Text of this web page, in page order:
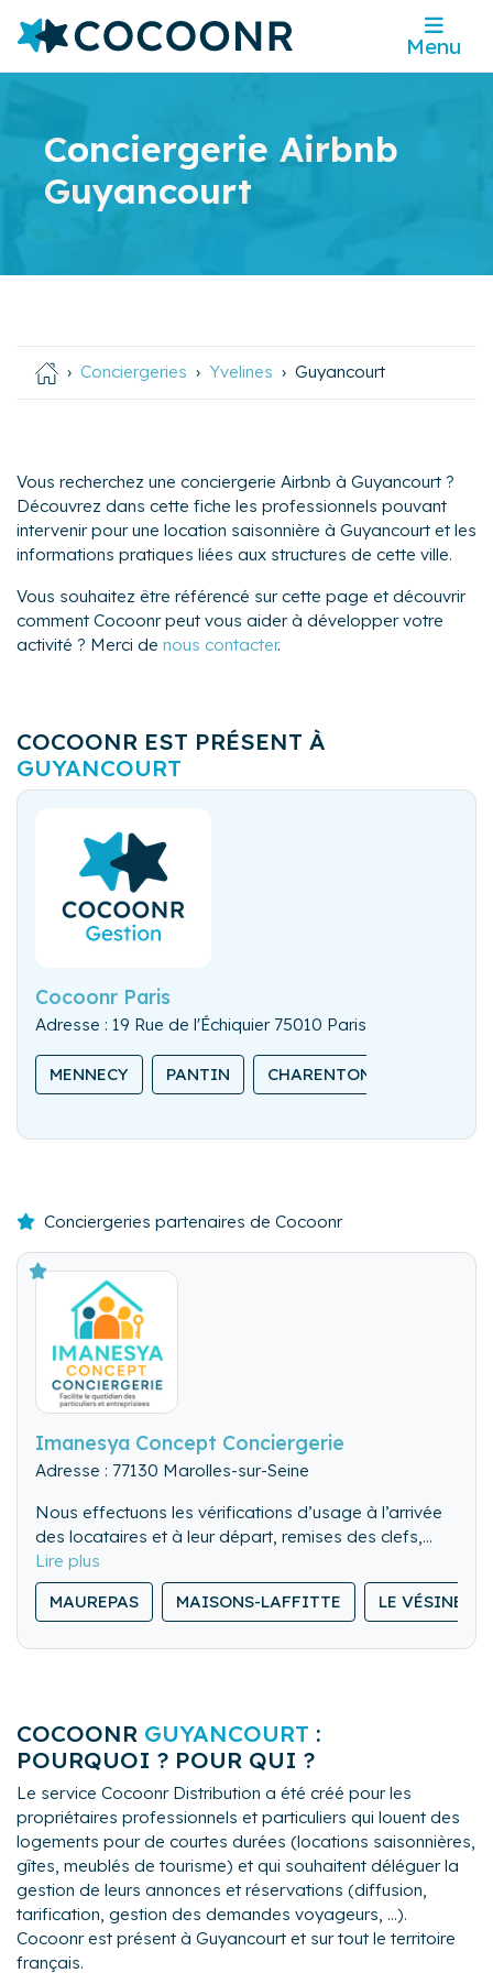
Menu
Conciergerie Airbnb
Guyancourt
Conciergeries Yvelines Guyancourt
Vous recherchez une conciergerie Airbnb à Guyancourt ?
Découvrez dans cette fiche les professionnels pouvant
intervenir pour une location saisonnière à Guyancourt et les
informations pratiques liées aux structures de cette ville.
Vous souhaitez être référencé sur cette page et découvrir
comment Cocoonr peut vous aider à développer votre
activité ? Merci de nous contacter.
COCOONR EST PRÉSENT À
GUYANCOURT
Cocoonr Paris
Adresse : 19 Rue de l'Échiquier 75010 Paris
MENNECY PANTIN CHARENTON-LE-PONT
Conciergeries partenaires de Cocoonr
Imanesya Concept Conciergerie
Adresse : 77130 Marolles-sur-Seine
Nous effectuons les vérifications d’usage à l’arrivée
des locataires et à leur départ, remises des clefs,
visite des lieux. Nous pouvons également gérer les
locations de dernière minute.
Nous nettoyons de fond en comble l’ensemble du
logement.
Nous lavons, repassons et rangeons le linge de
MAUREPAS MAISONS-LAFFITTE LE VÉSINET
COCOONR GUYANCOURT :
POURQUOI ? POUR QUI ?
Le service Cocoonr Distribution a été créé pour les
propriétaires professionnels et particuliers qui louent des
logements pour de courtes durées (locations saisonnières,
gîtes, meublés de tourisme) et qui souhaitent déléguer la
gestion de leurs annonces et réservations (diffusion,
tarification, gestion des demandes voyageurs, ...).
Cocoonr est présent à Guyancourt et sur tout le territoire
français.